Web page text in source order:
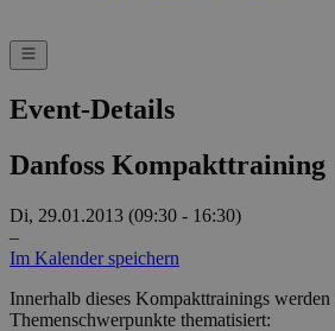
Event-Details
Danfoss Kompakttraining
Di, 29.01.2013 (09:30 - 16:30)
–
Im Kalender speichern
Innerhalb dieses Kompakttrainings
Themenschwerpunkte thematisiert: